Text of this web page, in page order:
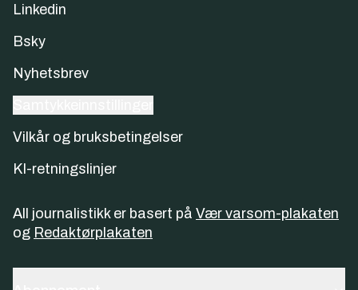
Linkedin
Bsky
Nyhetsbrev
Vilkår og bruksbetingelser
KI-retningslinjer
All journalistikk er basert på Vær varsom-plakaten
og Redaktørplakaten